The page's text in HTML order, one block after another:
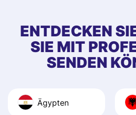
ENTDECKEN
SIE MIT
SENDEN
Ägypten